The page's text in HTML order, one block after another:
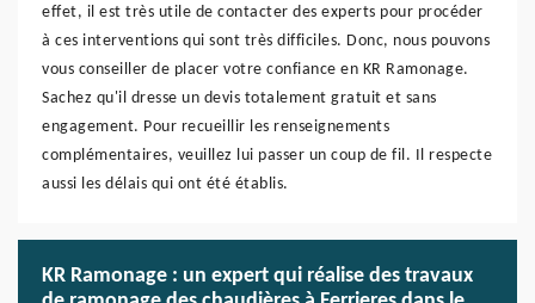
effet, il est très utile de contacter des experts pour procéder
à ces interventions qui sont très difficiles. Donc, nous pouvons
vous conseiller de placer votre confiance en KR Ramonage.
Sachez qu'il dresse un devis totalement gratuit et sans
engagement. Pour recueillir les renseignements
complémentaires, veuillez lui passer un coup de fil. Il respecte
aussi les délais qui ont été établis.
KR Ramonage : un expert qui réalise des travaux